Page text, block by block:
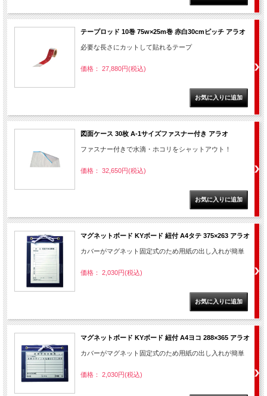
テープロッド 10巻 75w×25m巻 赤白30cmピッチ アラオ
必要な長さにカットして貼れるテープ
価格： 27,880円(税込)
図面ケース 30枚 A-1サイズファスナー付き アラオ
ファスナー付きで水滴・ホコリをシャットアウト！
価格： 32,650円(税込)
マグネットボード KYボード 紐付 A4タテ 375×263 アラオ
カバーがマグネット固定式のため用紙の出し入れが簡単
価格： 2,030円(税込)
マグネットボード KYボード 紐付 A4ヨコ 288×365 アラオ
カバーがマグネット固定式のため用紙の出し入れが簡単
価格： 2,030円(税込)